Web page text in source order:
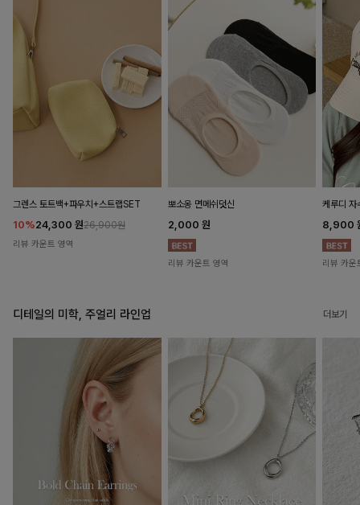
그렌스 토트백+파우치+스트랩SET
10%24,300 원26,900원
리뷰 카운트 영역
뽀소옹 면메쉬덧신
2,000 원
리뷰 카운트 영역
케루디 자
8,900
리뷰 카운
디테일의 미학, 주얼리 라인업 더보기